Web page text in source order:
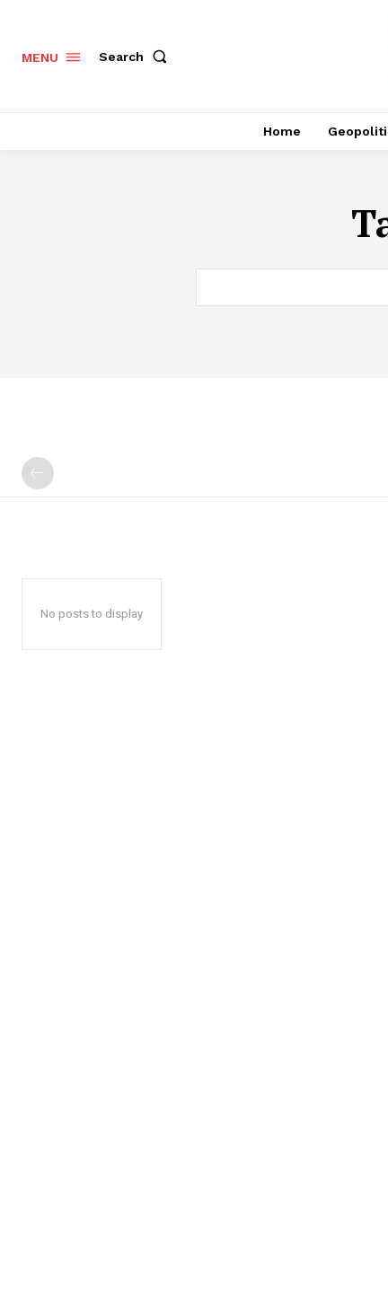
MENU Search
Home
No posts to display